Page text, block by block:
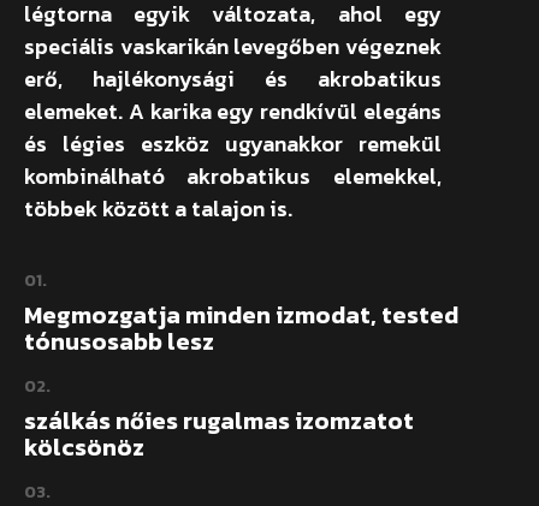
légtorna egyik változata, ahol egy
speciális vaskarikán levegőben végeznek
erő, hajlékonysági és akrobatikus
elemeket. A karika egy rendkívül elegáns
és légies eszköz ugyanakkor remekül
kombinálható akrobatikus elemekkel,
többek között a talajon is.
01.
Megmozgatja minden izmodat, tested
tónusosabb lesz
02.
szálkás nőies rugalmas izomzatot
kölcsönöz
03.